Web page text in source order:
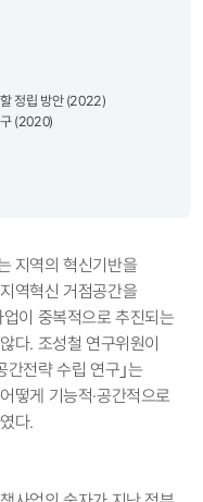
정립 방안 (2022)
구 (2020)
지역의 혁신기반을
역혁신 거점공간을
이 중복적으로 추진되는
다. 조성철 연구위원이
간전략 수립 연구｣는
떻게 기능적·공간적으로
다.